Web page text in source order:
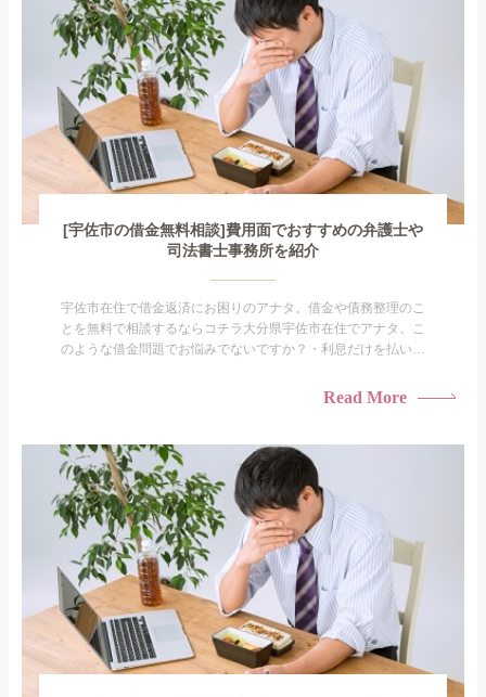
[宇佐市の借金無料相談]費用面でおすすめの弁護士や
司法書士事務所を紹介
宇佐市在住で借金返済にお困りのアナタ。借金や債務整理のこ
とを無料で相談するならコチラ大分県宇佐市在住でアナタ。こ
のような借金問題でお悩みでないですか？・利息だけを払い続
られたくない・借金の催促、取り立てで憂鬱になる。・闇金に
がありま...
Read More